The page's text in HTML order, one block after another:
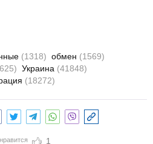
(1318) обмен (1569)
Украина (41848)
(18272)
1